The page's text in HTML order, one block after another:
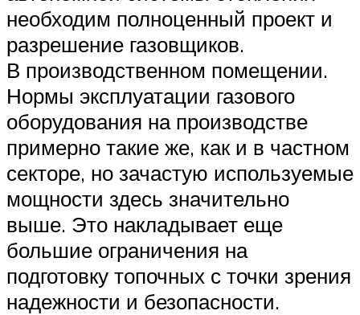
необходим полноценный проект и
разрешение газовщиков.
В производственном помещении.
Нормы эксплуатации газового
оборудования на производстве
примерно такие же, как и в частном
секторе, но зачастую используемые
мощности здесь значительно
выше. Это накладывает еще
большие ограничения на
подготовку топочных с точки зрения
надежности и безопасности.